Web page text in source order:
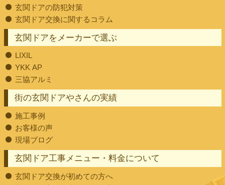
街の玄関ドアやさんの実績
施工事例
お客様の声
現場ブログ
玄関ドアの防犯対策
玄関ドア交換に関するコラム
玄関ドア工事メニュー・料金について
玄関ドア交換が初めての方へ
玄関ドアをメーカーで選ぶ
LIXIL
YKK AP
三協アルミ